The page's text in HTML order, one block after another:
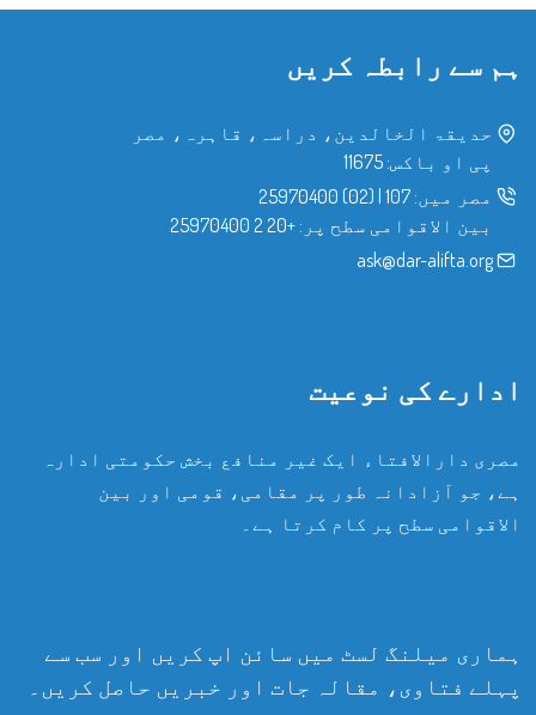
ہم سے رابطہ کریں
حدیقۃ الخالدین، دراسہ، قاہرہ، مصر
پی او باکس: 11675
مصر میں: 107
|
(02) 25970400
بین الاقوامی سطح پر: +20 2 25970400
ask@dar-alifta.org
ادارے کی نوعیت
مصری دارالافتاء ایک غیر منافع بخش حکومتی ادارہ
ہے، جو آزادانہ طور پر مقامی، قومی اور بین
الاقوامی سطح پر کام کرتا ہے۔
ہماری میلنگ لسٹ میں سائن اپ کریں اور سب سے
پہلے فتاوی، مقالہ جات اور خبریں حاصل کریں۔